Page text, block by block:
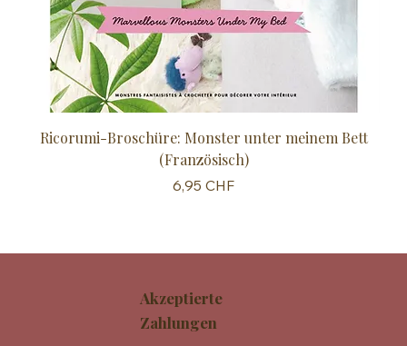
Ricorumi-Broschüre: Monster unter meinem Bett
(Französisch)
Preis
6,95 CHF
Akzeptierte
Zahlungen